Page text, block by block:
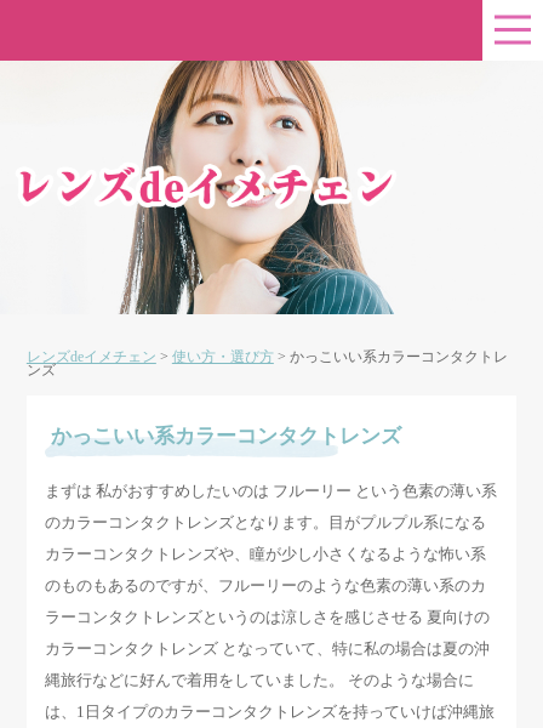
レンズdeイメチェン > 使い方・選び方> かっこいい系カラーコンタクトレ
ンズ
かっこいい系カラーコンタクトレンズ
まずは 私がおすすめしたいのは フルーリー という色素の薄い系
のカラーコンタクトレンズとなります。目がプルプル系になる
カラーコンタクトレンズや、瞳が少し小さくなるような怖い系
のものもあるのですが、フルーリーのような色素の薄い系のカ
ラーコンタクトレンズというのは涼しさを感じさせる 夏向けの
カラーコンタクトレンズ となっていて、特に私の場合は夏の沖
縄旅行などに好んで着用をしていました。 そのような場合に
は、1日タイプのカラーコンタクトレンズを持っていけば沖縄旅